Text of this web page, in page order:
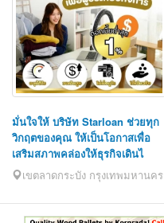
มั่นใจให้ บริษัท Starloan ช่วยทุก
วิกฤตของคุณ ให้เป็นโอกาสเพื่อ
เสริมสภาพคล่องให้ธุรกิจเดินไ
เขตลาดกระบัง กรุงเทพมหานคร